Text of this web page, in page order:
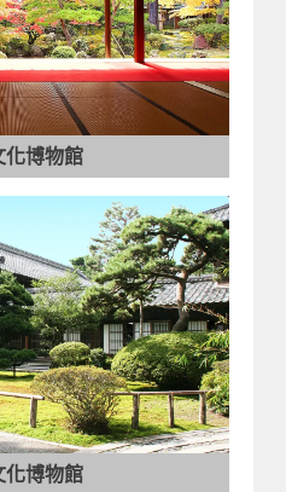
化博物館
化博物館